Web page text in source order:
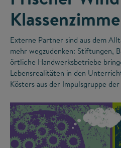
Externe Partner sind aus dem
mehr wegzudenken: Stiftungen,
örtliche Handwerksbetriebe
Lebensrealitäten in den
Kösters aus der Impulsgruppe